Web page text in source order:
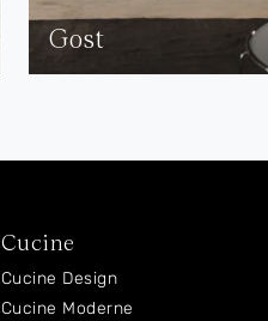
Gost
Cucine
Cucine Design
Cucine Moderne